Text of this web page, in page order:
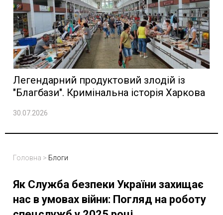
Легендарний продуктовий злодій із
"Благбази". Кримінальна історія Харкова
30.07.2026
Головна > Блоги
Як Служба безпеки України захищає
нас в умовах війни: Погляд на роботу